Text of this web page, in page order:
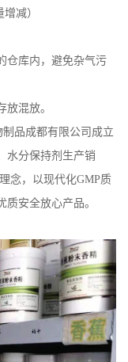
减）
仓库内，避免杂气污
混放。
品成都有限公司成立
水分保持剂生产销
念，以现代化GMP质
安全放心产品。